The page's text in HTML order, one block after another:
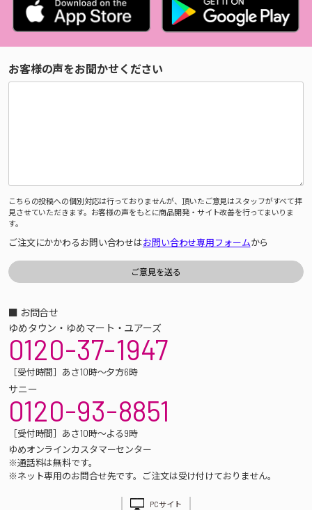
お客様の声をお聞かせください
こちらの投稿への個別対応は行っておりませんが、頂いたご意見はスタッフがすべて拝
見させていただきます。お客様の声をもとに商品開発・サイト改善を行ってまいりま
す。
ご注文にかかわるお問い合わせはお問い合わせ専用フォームから
■ お問合せ
ゆめタウン・ゆめマート・ユアーズ
0120-37-1947
［受付時間］あさ10時～夕方6時
サニー
0120-93-8851
［受付時間］あさ10時～よる9時
ゆめオンラインカスタマーセンター
※通話料は無料です。
※ネット専用のお問合せ先です。ご注文は受け付けておりません。
PCサイト